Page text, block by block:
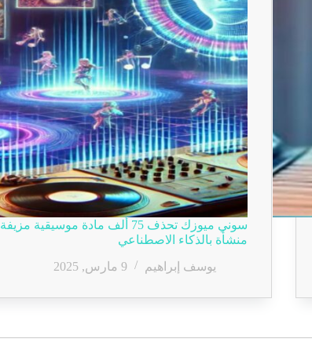
سوني ميوزك تحذف 75 ألف مادة موسيقية مزيفة
منشأة بالذكاء الاصطناعي
يوسف إبراهيم
9 مارس, 2025